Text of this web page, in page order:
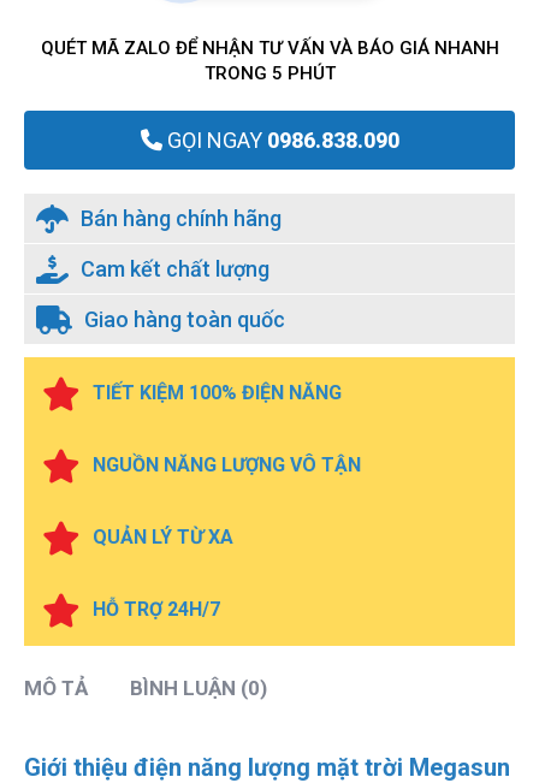
QUÉT MÃ ZALO ĐỂ NHẬN TƯ VẤN VÀ BÁO GIÁ NHANH
TRONG 5 PHÚT
GỌI NGAY0986.838.090
Bán hàng chính hãng
Cam kết chất lượng
Giao hàng toàn quốc
TIẾT KIỆM 100% ĐIỆN NĂNG
NGUỒN NĂNG LƯỢNG VÔ TẬN
QUẢN LÝ TỪ XA
HỖ TRỢ 24H/7
MÔ TẢ BÌNH LUẬN (0)
Giới thiệu điện năng lượng mặt trời Megasun